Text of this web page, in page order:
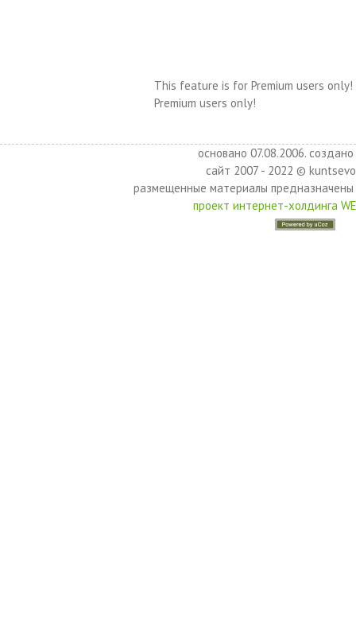
This feature is for Premium users only!
Premium users only!
основано 07.08.2006.
сайт 2007 - 2022 ©
размещенные материалы
проект интернет-холдинга